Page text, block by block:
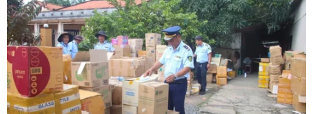
07/08/2026 08:41
Cục diện ASEAN Cup: Việt Nam
quyết giành ngôi đầu, Thái Lan vẫn
có thể bị loại
07/08/2026 02:29